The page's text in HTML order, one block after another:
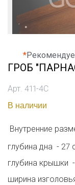
*
ГРОБ
Арт. 411-4С
В наличии
Внутренние
глубина дна - 27
глубина крышки
ширина